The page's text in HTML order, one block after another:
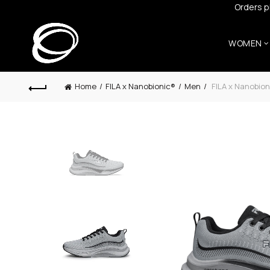
Orders
WOMEN
Home FILA x Nanobionic® Men FILA x